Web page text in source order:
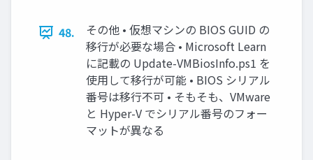
48.
その他 • 仮想マシンの BIOS GUID の
移行が必要な場合 • Microsoft Learn
に記載の Update-VMBiosInfo.ps1 を
使用して移行が可能 • BIOS シリアル
番号は移行不可 • そもそも、VMware
と Hyper-V でシリアル番号のフォー
マットが異なる